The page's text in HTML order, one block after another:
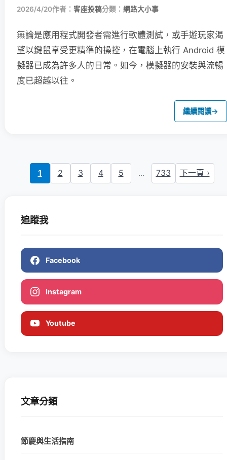
2026/4/20作者： 客座投稿分類： 網路大小事
無論是應用程式開發者需進行軟體測試，或手遊玩家渴
望以鍵鼠享受更精準的操控，在電腦上執行 Android 模
擬器已成為許多人的日常。如今，模擬器的安裝與流暢
度已超越以往。
繼續閱讀→
1 2 3 4 5 ... 733 下一頁 ›
追蹤我
Facebook
Instagram
Youtube
文章分類
節慶與生活指南